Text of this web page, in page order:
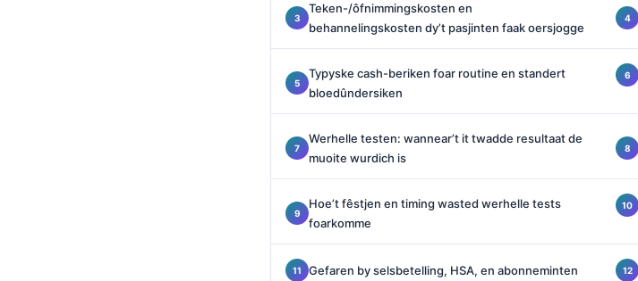
Teken-/ôfnimmingskosten en
behannelingskosten dy’t pasjinten faak oersjogge
Typyske cash-beriken foar routine en standert
bloedûndersiken
Werhelle testen: wannear’t it twadde resultaat de
muoite wurdich is
Hoe’t fêstjen en timing wasted werhelle tests
foarkomme
Gefaren by selsbetelling, HSA, en abonneminten